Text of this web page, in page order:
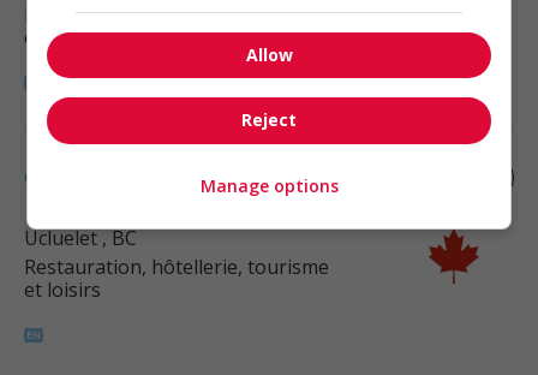
Restauration, hôtellerie, tourisme
et loisirs
Chef
Ucluelet, BC
Restauration, hôtellerie, tourisme
et loisirs
Allow
Reject
Manage options